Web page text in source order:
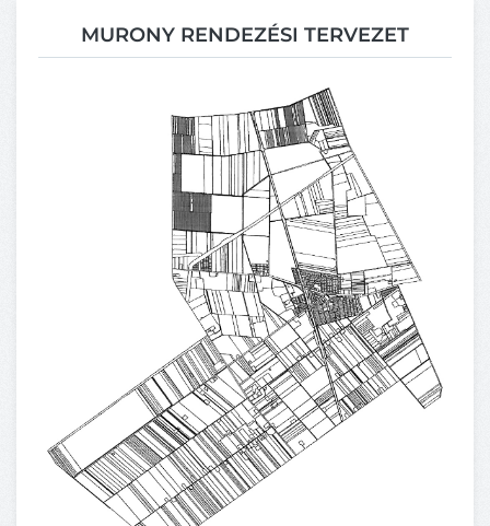
MURONY RENDEZÉSI TERVEZET